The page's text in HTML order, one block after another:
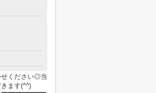
せください◎当
ます(^^)